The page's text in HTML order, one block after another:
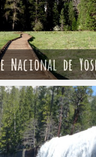
Nacional de
2017